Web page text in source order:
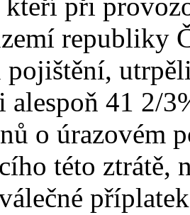
republiky
pojištění,
41 2/
o úrazovém
této ztrátě,